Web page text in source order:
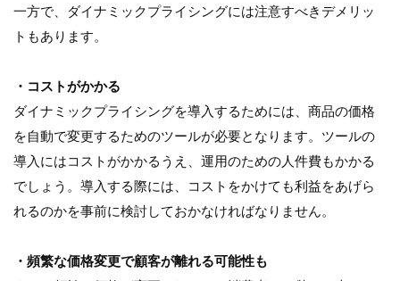
一方で、ダイナミックプライシングには注意すべきデメリッ
トもあります。
・コストがかかる
ダイナミックプライシングを導入するためには、商品の価格
を自動で変更するためのツールが必要となります。ツールの
導入にはコストがかかるうえ、運用のための人件費もかかる
でしょう。導入する際には、コストをかけても利益をあげら
れるのかを事前に検討しておかなければなりません。
・頻繁な価格変更で顧客が離れる可能性も